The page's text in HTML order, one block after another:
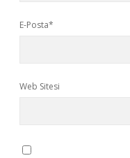
E-Posta*
Web Sitesi